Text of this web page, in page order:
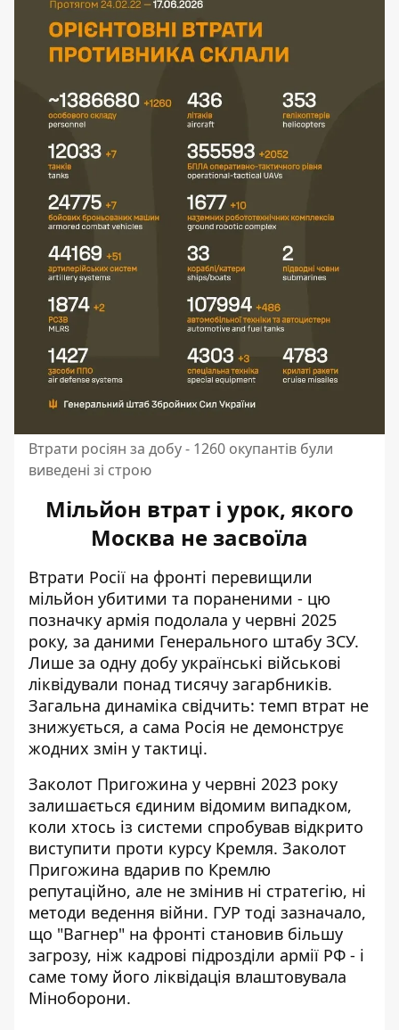
Втрати росіян за добу - 1260 окупантів були
виведені зі строю
Мільйон втрат і урок, якого
Москва не засвоїла
Втрати Росії на фронті перевищили
мільйон убитими та пораненими - цю
позначку армія подолала у червні 2025
року, за даними Генерального штабу ЗСУ.
Лише за одну добу українські військові
ліквідували понад тисячу загарбників.
Загальна динаміка свідчить: темп втрат не
знижується, а сама Росія не демонструє
жодних змін у тактиці.
Заколот Пригожина у червні 2023 року
залишається єдиним відомим випадком,
коли хтось із системи спробував відкрито
виступити проти курсу Кремля. Заколот
Пригожина вдарив по Кремлю
репутаційно, але не змінив ні стратегію, ні
методи ведення війни. ГУР тоді зазначало,
що "Вагнер" на фронті становив більшу
загрозу, ніж кадрові підрозділи армії РФ - і
саме тому його ліквідація влаштовувала
Міноборони.